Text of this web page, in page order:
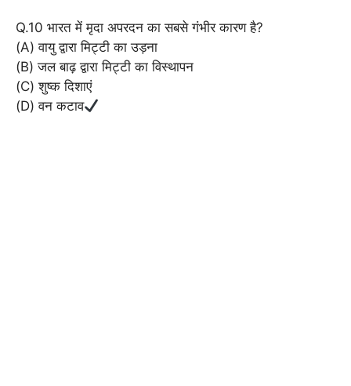
Q.10 भारत में मृदा अपरदन का सबसे गंभीर कारण है?
(A) वायु द्वारा मिट्टी का उड़ना
(B) जल बाढ़ द्वारा मिट्टी का विस्थापन
(C) शुष्क दिशाएं
(D) वन कटाव